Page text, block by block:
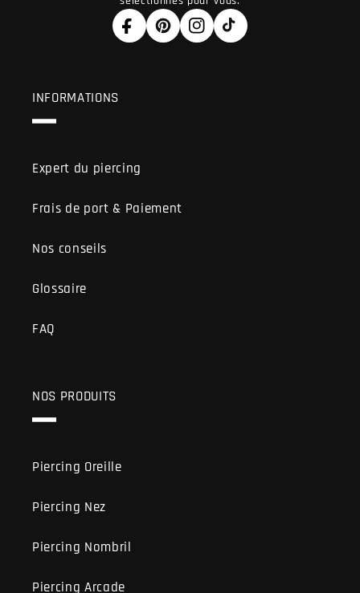
FacebookPinterestInstagram
TikTok
INFORMATIONS
Expert du piercing
Frais de port & Paiement
Nos conseils
Glossaire
FAQ
NOS PRODUITS
Piercing Oreille
Piercing Nez
Piercing Nombril
Piercing Arcade